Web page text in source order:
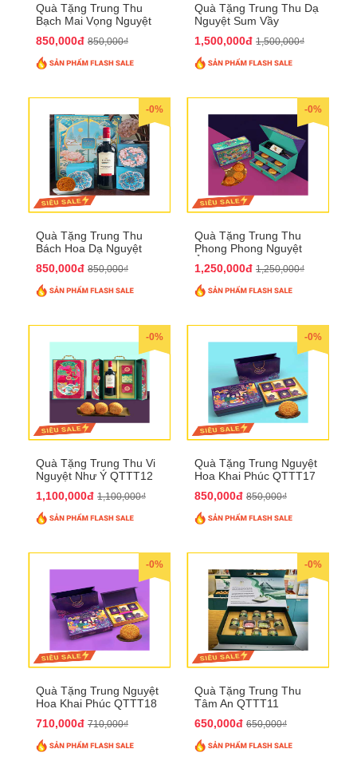
Quà Tặng Trung Thu
Bạch Mai Vọng Nguyệt
850,000đ 850,000₫
Quà Tặng Trung Thu Dạ
Nguyệt Sum Vầy
1,500,000đ 1,500,000₫
-0%
Quà Tặng Trung Thu
Bách Hoa Dạ Nguyệt
850,000đ 850,000₫
-0%
Quà Tặng Trung Thu
Phong Phong Nguyệt
1,250,000đ 1,250,000₫
-0%
Quà Tặng Trung Thu Vi
Nguyệt Như Ý QTTT12
1,100,000đ 1,100,000₫
-0%
Quà Tặng Trung Nguyệt
Hoa Khai Phúc QTTT17
850,000đ 850,000₫
-0%
Quà Tặng Trung Nguyệt
Hoa Khai Phúc QTTT18
710,000đ 710,000₫
-0%
Quà Tặng Trung Thu
Tâm An QTTT11
650,000đ 650,000₫